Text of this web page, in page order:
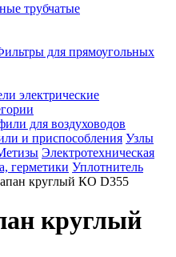
трубчатые
для прямоугольных
электрические
для воздуховодов
и приспособления Узлы
Электротехническая
герметики Уплотнитель
круглый КО D355
круглый